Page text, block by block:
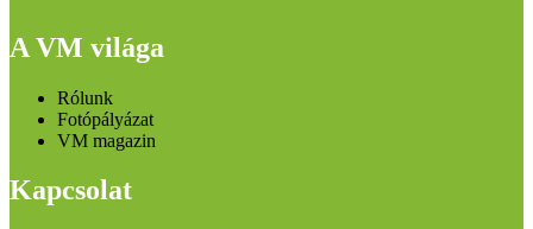
A VM világa
Rólunk
Fotópályázat
VM magazin
Kapcsolat